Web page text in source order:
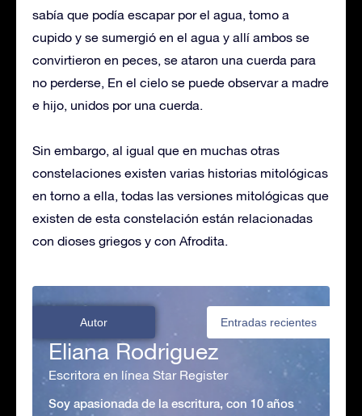
sabía que podía escapar por el agua, tomo a
cupido y se sumergió en el agua y allí ambos se
convirtieron en peces, se ataron una cuerda para
no perderse, En el cielo se puede observar a madre
e hijo, unidos por una cuerda.
Sin embargo, al igual que en muchas otras
constelaciones existen varias historias mitológicas
en torno a ella, todas las versiones mitológicas que
existen de esta constelación están relacionadas
con dioses griegos y con Afrodita.
Autor Entradas recientes
Eliana Rodriguez
Escritora en línea Star Register
Soy apasionada de la escritura, con 10 años